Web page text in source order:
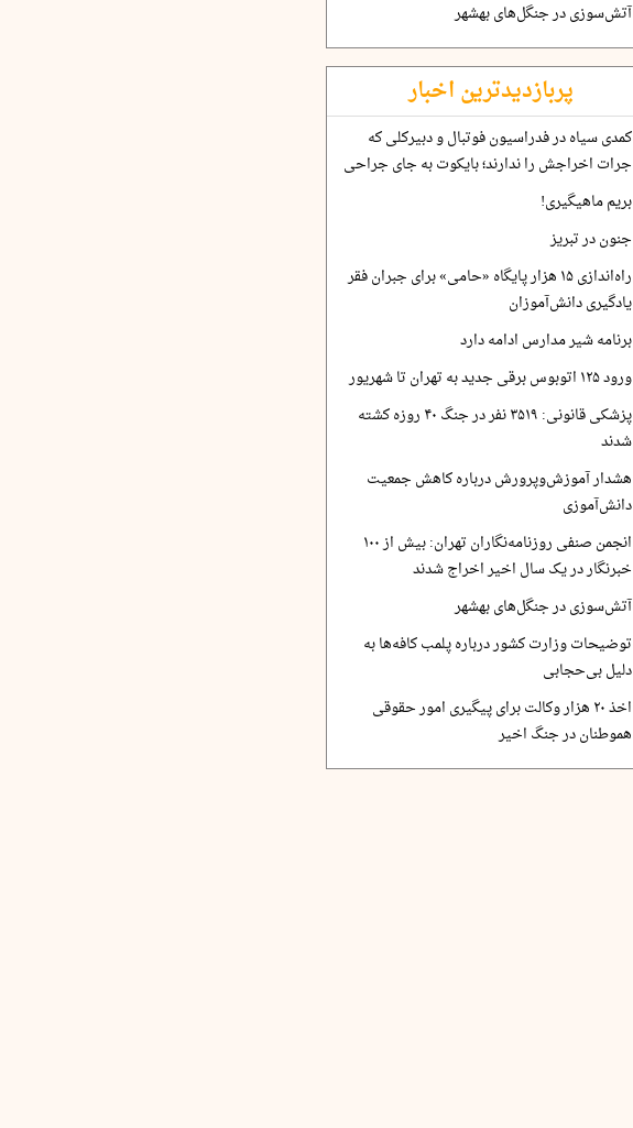
آتش‌سوزی در جنگل‌های بهشهر
پربازدیدترین اخبار
کمدی سیاه در فدراسیون فوتبال و دبیرکلی که
جرات اخراجش را ندارند؛ بایکوت به جای جراحی
بریم ماهیگیری!
جنون در تبریز
راه‌اندازی ۱۵ هزار پایگاه «حامی» برای جبران فقر
یادگیری دانش‌آموزان
برنامه شیر مدارس ادامه دارد
ورود ۱۲۵ اتوبوس برقی جدید به تهران تا شهریور
پزشکی قانونی: ۳۵۱۹ نفر در جنگ ۴۰ روزه کشته
شدند
هشدار آموزش‌وپرورش درباره کاهش جمعیت
دانش‌آموزی
انجمن صنفی روزنامه‌نگاران تهران: بیش از ۱۰۰
خبرنگار در یک سال اخیر اخراج شدند
آتش‌سوزی در جنگل‌های بهشهر
توضیحات وزارت کشور درباره پلمب کافه‌ها به
دلیل بی‌حجابی
اخذ ۲۰ هزار وکالت برای پیگیری امور حقوقی
هموطنان در جنگ اخیر